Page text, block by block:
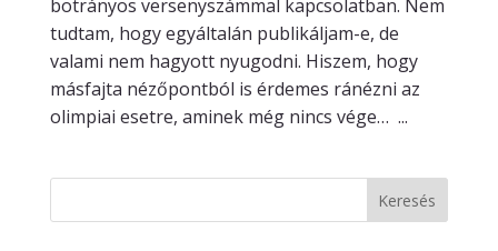
botrányos versenyszámmal kapcsolatban. Nem
tudtam, hogy egyáltalán publikáljam-e, de
valami nem hagyott nyugodni. Hiszem, hogy
másfajta nézőpontból is érdemes ránézni az
olimpiai esetre, aminek még nincs vége… ...